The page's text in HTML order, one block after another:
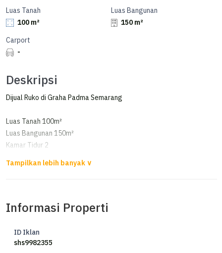
Luas Tanah
100 m²
Luas Bangunan
150 m²
Carport
-
Deskripsi
Dijual Ruko di Graha Padma Semarang
Luas Tanah 100m²
Luas Bangunan 150m²
Kamar Tidur 2
Listrik 2200watt
Dekat Bandara
Informasi Properti
ID Iklan
shs9982355